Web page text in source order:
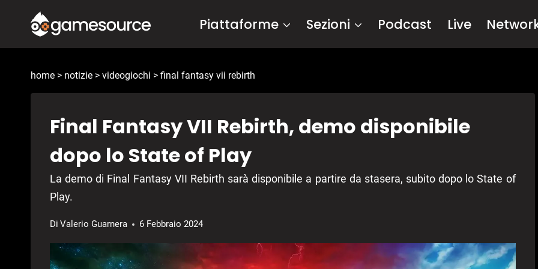
contenuto
Piattaforme Sezioni Podcast Live
home > notizie > videogiochi > final fantasy vii rebirth
Final Fantasy VII Rebirth, demo disponibile
dopo lo State of Play
La demo di Final Fantasy VII Rebirth sarà disponibile a partire da stasera, subito dopo lo State of
Play.
Di Valerio Guarnera 6 Febbraio 2024